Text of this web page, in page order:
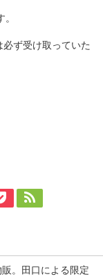
ず受け取っていた
。田口による限定